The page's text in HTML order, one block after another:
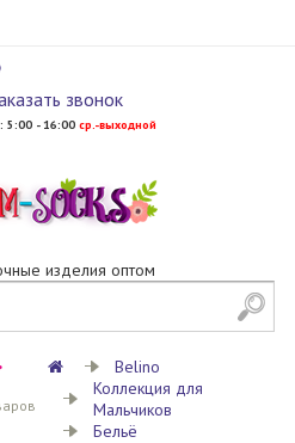
звонок
5:00 - 16:00 cр.-выходной
изделия оптом
Belino
Коллекция для
Мальчиков
Бельё